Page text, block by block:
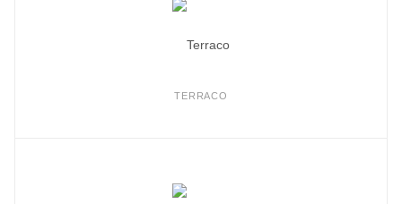
TERRACO